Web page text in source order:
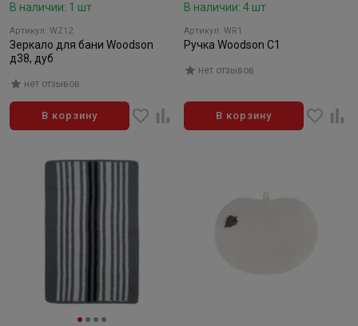
В наличии: 1 шт
Артикул: WZ12
Зеркало для бани Woodson
д38, дуб
нет отзывов
В корзину
В наличии: 4 шт
Артикул: WR1
Ручка Woodson С1
нет отзывов
В корзину